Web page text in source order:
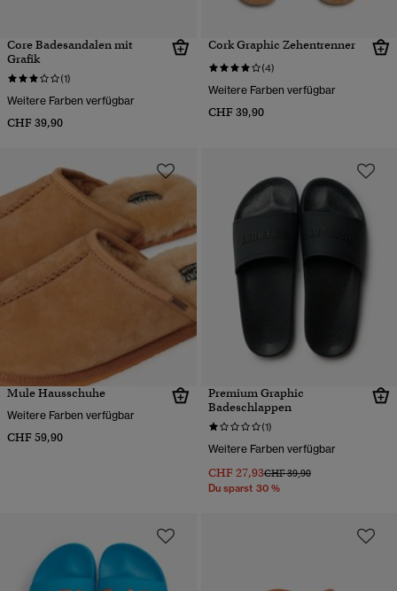
Core Badesandalen mit
Grafik
(1)
Weitere Farben verfügbar
CHF 39,90
Cork Graphic Zehentrenner
(4)
Weitere Farben verfügbar
CHF 39,90
Mule Hausschuhe
Weitere Farben verfügbar
CHF 59,90
Premium Graphic
Badeschlappen
(1)
Weitere Farben verfügbar
CHF 27,93Preis wurde reduziert von
CHF 39,90bis
Du sparst 30 %